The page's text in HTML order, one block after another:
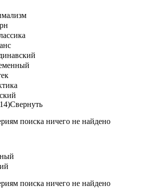
Свернуть
поиска ничего не найдено
поиска ничего не найдено